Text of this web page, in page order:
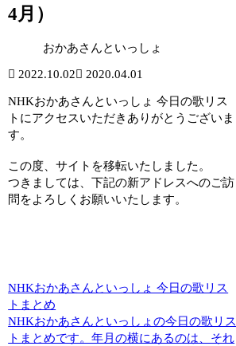
4月）
おかあさんといっしょ
2022.10.02 2020.04.01
NHKおかあさんといっしょ 今日の歌リス
トにアクセスいただきありがとうございま
す。
この度、サイトを移転いたしました。
つきましては、下記の新アドレスへのご訪
問をよろしくお願いいたします。
NHKおかあさんといっしょ 今日の歌リス
トまとめ
NHKおかあさんといっしょの今日の歌リス
トまとめです。年月の横にあるのは、それ